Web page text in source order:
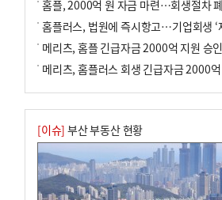
메리츠, 홈플 긴급자금 2000억 지원 승인
[이슈] 부산 부동산 현황